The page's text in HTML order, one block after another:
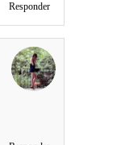
Responder